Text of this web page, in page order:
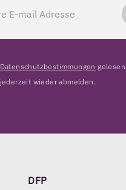
Datenschutzbestimmungen
jederzeit wieder abmelden.
DFP